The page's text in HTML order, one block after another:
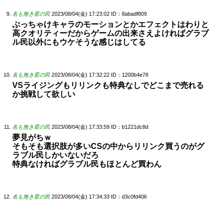
名も無き星の民 2023/08/04(金) 17:23:02 ID：8abadf809
ぶっちゃけキャラのモーションとかエフェクトはわりと
高クオリティーだからゲームの出来さえよければグラブ
ル民以外にもウケそうな感じはしてる
名も無き星の民 2023/08/04(金) 17:32:22 ID：1200b4e78
VSライジングもリリンクも特典なしでどこまで売れる
か挑戦して欲しい
名も無き星の民 2023/08/04(金) 17:33:59 ID：b1221dc8d
夢見がちｗ
そもそも選択肢が多いCSの中からリリンク買うのがグ
ラブル民しかいないだろ
特典なければグラブル民もほとんど買わん
名も無き星の民 2023/08/04(金) 17:34:33 ID：d3c0fd406